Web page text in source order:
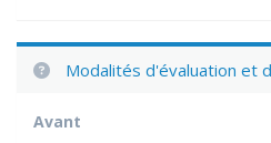
Modalités d'évaluation et
Avant